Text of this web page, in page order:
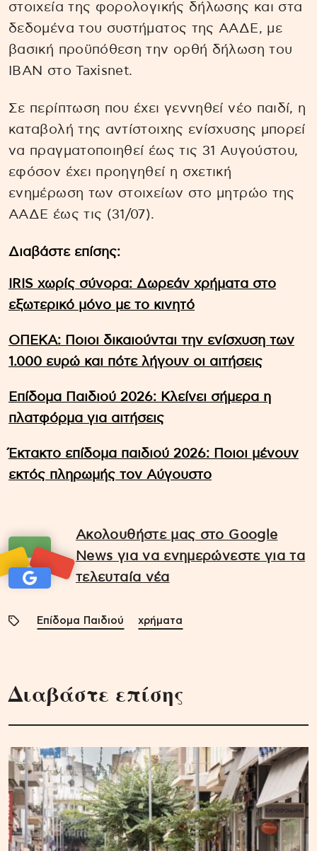
στοιχεία της φορολογικής δήλωσης και στα
δεδομένα του συστήματος της ΑΑΔΕ, με
βασική προϋπόθεση την ορθή δήλωση του
IBAN στο Taxisnet.
Σε περίπτωση που έχει γεννηθεί νέο παιδί, η
καταβολή της αντίστοιχης ενίσχυσης μπορεί
να πραγματοποιηθεί έως τις 31 Αυγούστου,
εφόσον έχει προηγηθεί η σχετική
ενημέρωση των στοιχείων στο μητρώο της
ΑΑΔΕ έως τις (31/07).
Διαβάστε επίσης:
IRIS χωρίς σύνορα: Δωρεάν χρήματα στο
εξωτερικό μόνο με το κινητό
ΟΠΕΚΑ: Ποιοι δικαιούνται την ενίσχυση των
1.000 ευρώ και πότε λήγουν οι αιτήσεις
Επίδομα Παιδιού 2026: Κλείνει σήμερα η
πλατφόρμα για αιτήσεις
Έκτακτο επίδομα παιδιού 2026: Ποιοι μένουν
εκτός πληρωμής τον Αύγουστο
Ακολουθήστε μας στο Google
News για να ενημερώνεστε για τα
τελευταία νέα
Επίδομα Παιδιού χρήματα
Διαβάστε επίσης